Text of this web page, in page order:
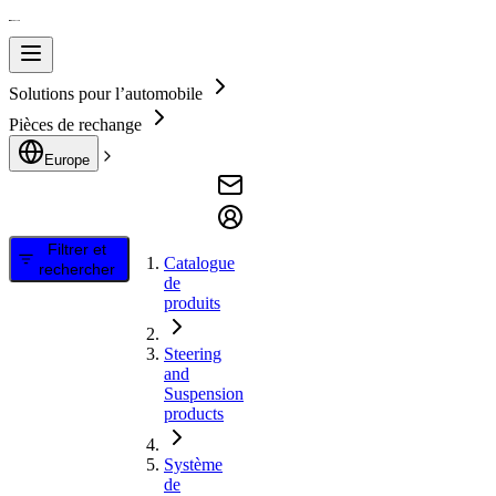
Solutions pour l’automobile
Pièces de rechange
Europe
Filtrer et
rechercher
Catalogue
de
produits
Steering
and
Suspension
products
Système
de